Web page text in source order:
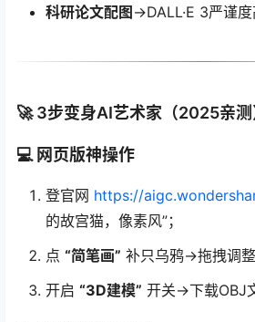
科研论文配图→DALL·E 3严谨度
🚀 3步变身AI艺术家（2025亲测
💻 网页版神操作
登官网 https://
的故宫猫，像素风”；
点 “简笔画” 补只乌鸦→拖拽调整
开启 “3D建模” 开关→下载OBJ